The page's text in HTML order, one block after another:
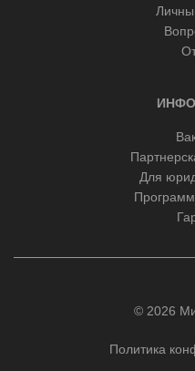
Для
© 2026
Политика